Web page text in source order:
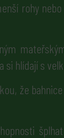
rohy
si hlídají s
že